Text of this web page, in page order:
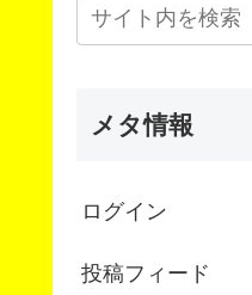
メタ情報
ログイン
投稿フィード